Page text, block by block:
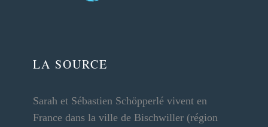
LA SOURCE
Sarah et Sébastien Schöpperlé vivent en
France dans la ville de Bischwiller (région